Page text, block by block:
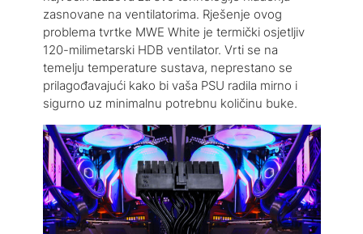
zasnovane na ventilatorima. Rješenje ovog
problema tvrtke MWE White je termički osjetljiv
120-milimetarski HDB ventilator. Vrti se na
temelju temperature sustava, neprestano se
prilagođavajući kako bi vaša PSU radila mirno i
sigurno uz minimalnu potrebnu količinu buke.